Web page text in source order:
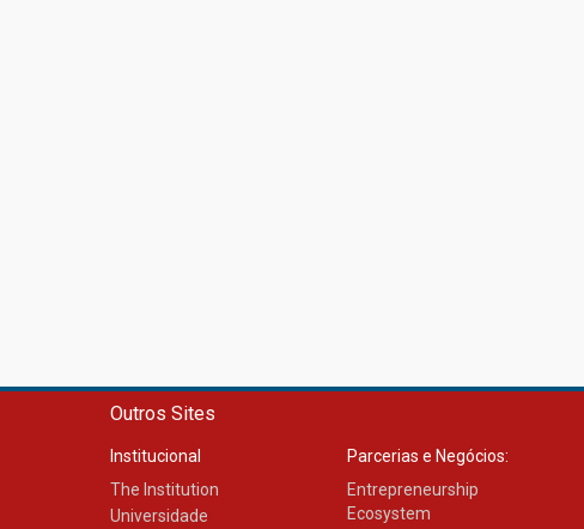
Outros Sites
Institucional
The Institution
Universidade
Parcerias e Negócios:
Entrepreneurship
Ecosystem